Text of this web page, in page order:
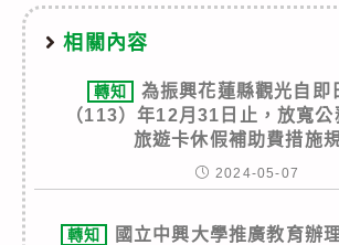
相關內容
轉知
為振興花蓮縣觀光自即
（113）年12月31日止，放寬
旅遊卡休假補助費措施
2024-05-07
轉知
國立中興大學推廣教育辦